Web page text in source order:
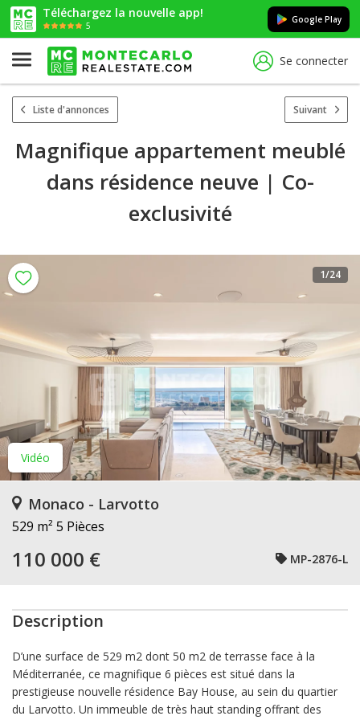
Téléchargez la nouvelle app!
5
Google Play
Se connecter
Liste d'annonces Suivant
Magnifique appartement meublé
dans résidence neuve | Co-
exclusivité
Vidéo
1/24
Monaco - Larvotto
529 m² 5 Pièces
110 000 € MP-2876-L
Description
D’une surface de 529 m2 dont 50 m2 de terrasse face à la
Méditerranée, ce magnifique 6 pièces est situé dans la
prestigieuse nouvelle résidence Bay House, au sein du quartier
du Larvotto. Un immeuble de très haut standing offrant des